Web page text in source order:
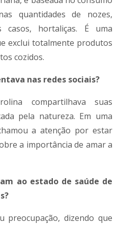
quantidades de nozes,
casos, hortaliças. É uma
exclui totalmente produtos
cozidos.
nas redes sociais?
compartilhava suas
pela natureza. Em uma
a atenção por estar
a importância de amar a
ao estado de saúde de
preocupação, dizendo que